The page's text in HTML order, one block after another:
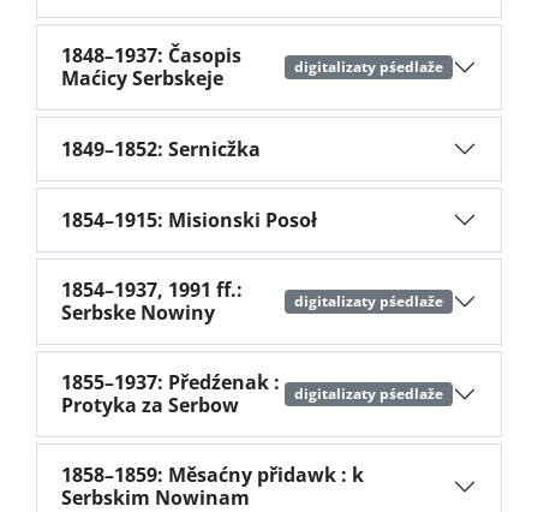
1848–1937: Časopis
Maćicy Serbskeje
digitalizaty pśedlaže
1849–1852: Sernicžka
1854–1915: Misionski Posoł
1854–1937, 1991 ff.:
Serbske Nowiny
digitalizaty pśedlaže
1855–1937: Předźenak :
Protyka za Serbow
digitalizaty pśedlaže
1858–1859: Měsaćny přidawk : k
Serbskim Nowinam